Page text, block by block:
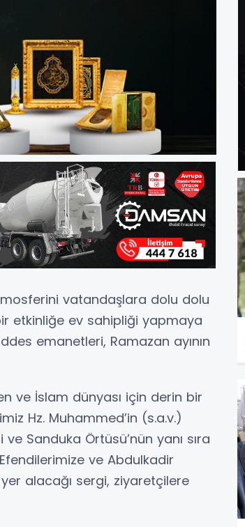
vatandaşlara dolu dolu
etkinliğe ev sahipliği yapmaya
emanetleri, Ramazan ayının
ve İslam dünyası için derin bir
Hz. Muhammed’in (s.a.v.)
Sanduka Örtüsü’nün yanı sıra
ve Abdulkadir
alacağı sergi, ziyaretçilere